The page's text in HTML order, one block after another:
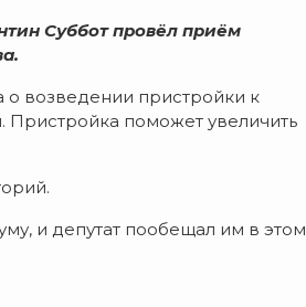
Суббот провёл приём
возведении пристройки к
Пристройка поможет увеличить
и депутат пообещал им в этом